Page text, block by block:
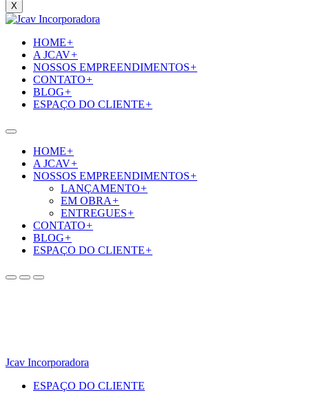
X
HOME+
A JCAV+
NOSSOS EMPREENDIMENTOS+
CONTATO+
BLOG+
ESPAÇO DO CLIENTE+
HOME+
A JCAV+
NOSSOS EMPREENDIMENTOS+
LANÇAMENTO+
EM OBRA+
ENTREGUES+
CONTATO+
BLOG+
ESPAÇO DO CLIENTE+
Jcav Incorporadora
ESPAÇO DO CLIENTE